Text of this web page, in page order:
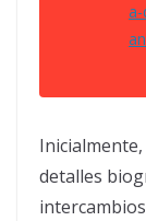
detalles